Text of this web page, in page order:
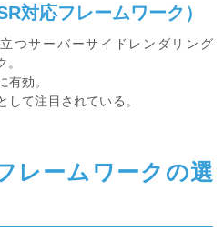
対応フレームワーク）
つサーバーサイドレンダリング
有効。
して注目されている。
レームワークの選